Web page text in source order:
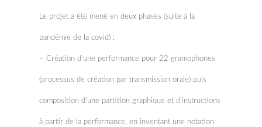
Le projet a été mené en deux phases (suite à la
pandémie de la covid) :
– Création d’une performance pour 22 gramophones
(processus de création par transmission orale) puis
composition d’une partition graphique et d’instructions
à partir de la performance, en inventant une notation